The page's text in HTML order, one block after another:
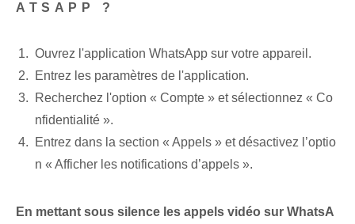
ATSAPP ?
Ouvrez l'application WhatsApp sur votre appareil.
Entrez⁢ les paramètres de l'application.
Recherchez l'option « Compte » et sélectionnez « Co
nfidentialité ».
Entrez dans la section « Appels » et désactivez l’optio
n « Afficher les notifications d’appels ».
En mettant sous silence les appels vidéo sur WhatsA